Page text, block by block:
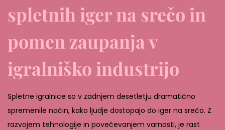
2
2
spletnih iger na srečo in
pomen zaupanja v
igralniško industrijo
Spletne igralnice so v zadnjem desetletju dramatično
spremenile način, kako ljudje dostopajo do iger na srečo. Z
razvojem tehnologije in povečevanjem varnosti, je rast